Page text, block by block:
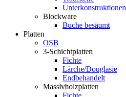
Unterkonstruktionen
Blockware
Buche besäumt
Platten
OSB
3-Schichtplatten
Fichte
Lärche/Douglasie
Endbehandelt
Massivholzplatten
Fichte